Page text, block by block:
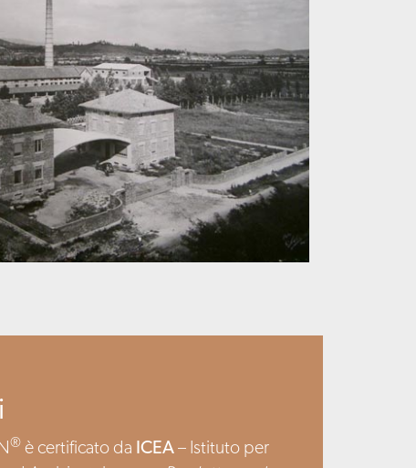
® è certificato da ICEA – Istituto per